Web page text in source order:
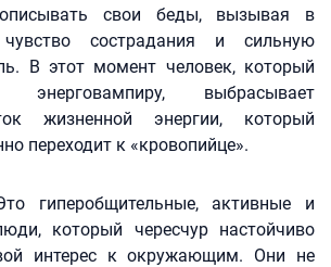
свои беды, вызывая в
чувство сострадания и сильную
В этот момент человек, который
энерговампиру, выбрасывает
жизненной энергии, который
переходит к «кровопийце».
гиперобщительные, активные и
который чересчур настойчиво
интерес к окружающим. Они не